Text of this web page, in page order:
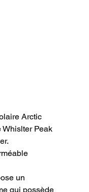
Arctic
Whislter Peak
un
qui possède